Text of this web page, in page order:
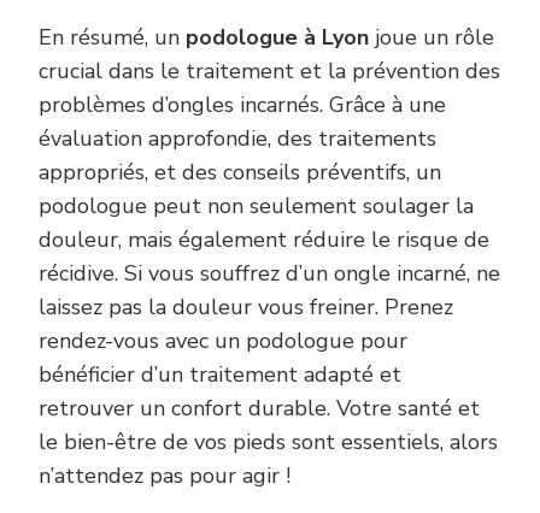
En résumé, un podologue à Lyon joue un rôle
crucial dans le traitement et la prévention des
problèmes d’ongles incarnés. Grâce à une
évaluation approfondie, des traitements
appropriés, et des conseils préventifs, un
podologue peut non seulement soulager la
douleur, mais également réduire le risque de
récidive. Si vous souffrez d’un ongle incarné, ne
laissez pas la douleur vous freiner. Prenez
rendez-vous avec un podologue pour
bénéficier d’un traitement adapté et
retrouver un confort durable. Votre santé et
le bien-être de vos pieds sont essentiels, alors
n’attendez pas pour agir !